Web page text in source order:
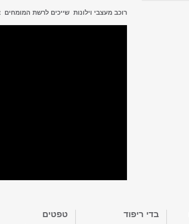
רוכב מעצבי וילונות שייכים לרשת המומחים somfy expert של חברת " סומפי " צרפת.
בדי ריפוד טפטים